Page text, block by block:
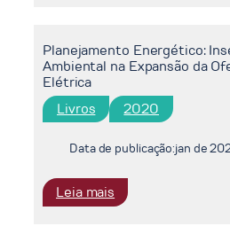
o
Setor
de
Energia
Brasil
Planejamento Energético:
Ambiental na Expansão da
Elétrica
Livros 2020
Data de publicação:jan de
Leia mais
Planejamento